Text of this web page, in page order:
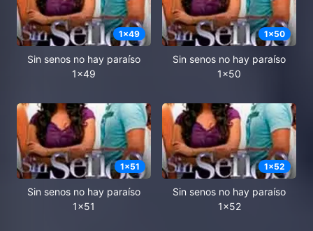
1x49
Sin senos no hay paraíso
1x49
1x50
Sin senos no hay paraíso
1x50
1x51
Sin senos no hay paraíso
1x51
1x52
Sin senos no hay paraíso
1x52